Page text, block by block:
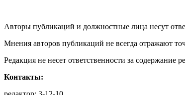
Авторы публикаций и должностные лица несут
Мнения авторов публикаций не всегда отражают
Редакция не несет ответственности за содержание
Контакты: